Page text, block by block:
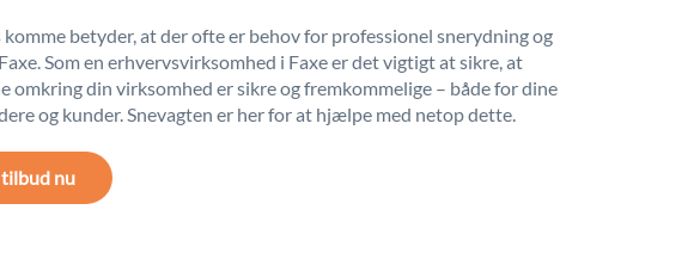
betyder, at der ofte er behov for professionel snerydning og
Som en erhvervsvirksomhed i Faxe er det vigtigt at sikre, at
omkring din virksomhed er sikre og fremkommelige – både for dine
og kunder. Snevagten er her for at hjælpe med netop dette.
tilbud nu